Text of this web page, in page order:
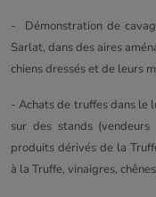
- Démonstration de
Sarlat, dans des aires
chiens dressés et de leurs
- Achats de truffes dans le
sur des stands
produits dérivés de la
à la Truffe, vinaigres,